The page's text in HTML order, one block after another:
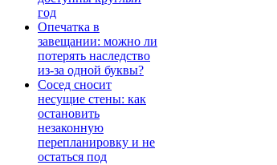
год
Опечатка в
завещании: можно ли
потерять наследство
из-за одной буквы?
Сосед сносит
несущие стены: как
остановить
незаконную
перепланировку и не
остаться под